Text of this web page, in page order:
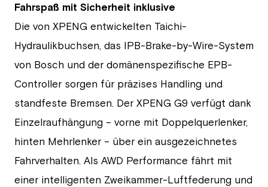
Fahrspaß mit Sicherheit inklusive
Die von XPENG entwickelten Taichi-
Hydraulikbuchsen, das IPB-Brake-by-Wire-System
von Bosch und der domänenspezifische EPB-
Controller sorgen für präzises Handling und
standfeste Bremsen. Der XPENG G9 verfügt dank
Einzelraufhängung – vorne mit Doppelquerlenker,
hinten Mehrlenker – über ein ausgezeichnetes
Fahrverhalten. Als AWD Performance fährt mit
einer intelligenten Zweikammer-Luftfederung und